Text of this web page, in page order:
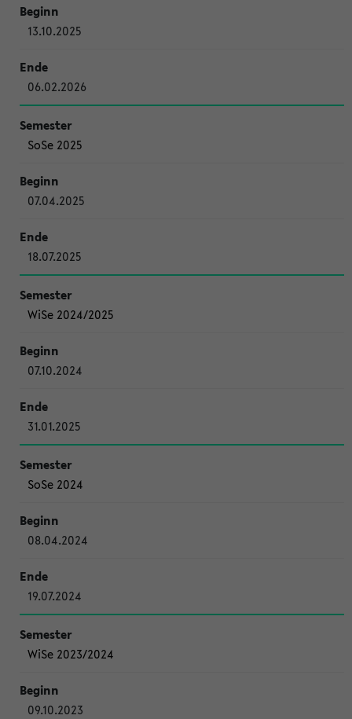
13.10.2025
06.02.2026
SoSe 2025
07.04.2025
18.07.2025
WiSe 2024/2025
07.10.2024
31.01.2025
SoSe 2024
08.04.2024
19.07.2024
WiSe 2023/2024
09.10.2023